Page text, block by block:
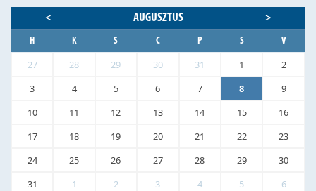
< AUGUSZTUS >
H K S C P S V
27 28 29 30 31 1
2
3
4 5 6 7 8
9
10
11 12 13 14 15
16
17
18 19 20 21 22
23
24
25 26 27 28 29
30
31
1 2 3 4 5 6